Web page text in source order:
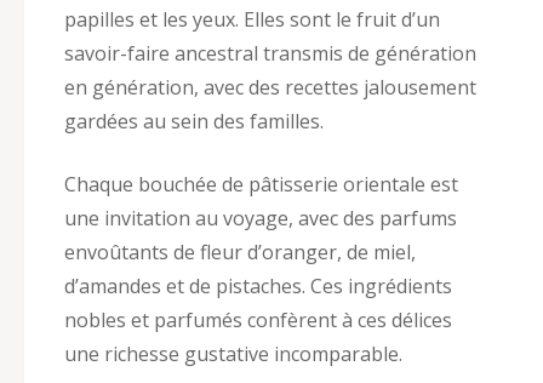
papilles et les yeux. Elles sont le fruit d’un
savoir-faire ancestral transmis de génération
en génération, avec des recettes jalousement
gardées au sein des familles.
Chaque bouchée de pâtisserie orientale est
une invitation au voyage, avec des parfums
envoûtants de fleur d’oranger, de miel,
d’amandes et de pistaches. Ces ingrédients
nobles et parfumés confèrent à ces délices
une richesse gustative incomparable.